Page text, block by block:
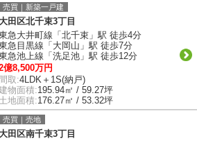
売買｜新築一戸建
田区北千束3丁目
急大井町線「北千束」駅 徒歩4分
急目黒線「大岡山」駅 徒歩7分
急池上線「洗足池」駅 徒歩12分
億8,500万円
間取:4LDK＋1S(納戸)
建物面積:195.94㎡ / 59.27坪
土地面積:176.27㎡ / 53.32坪
売買｜売地
田区南千束3丁目